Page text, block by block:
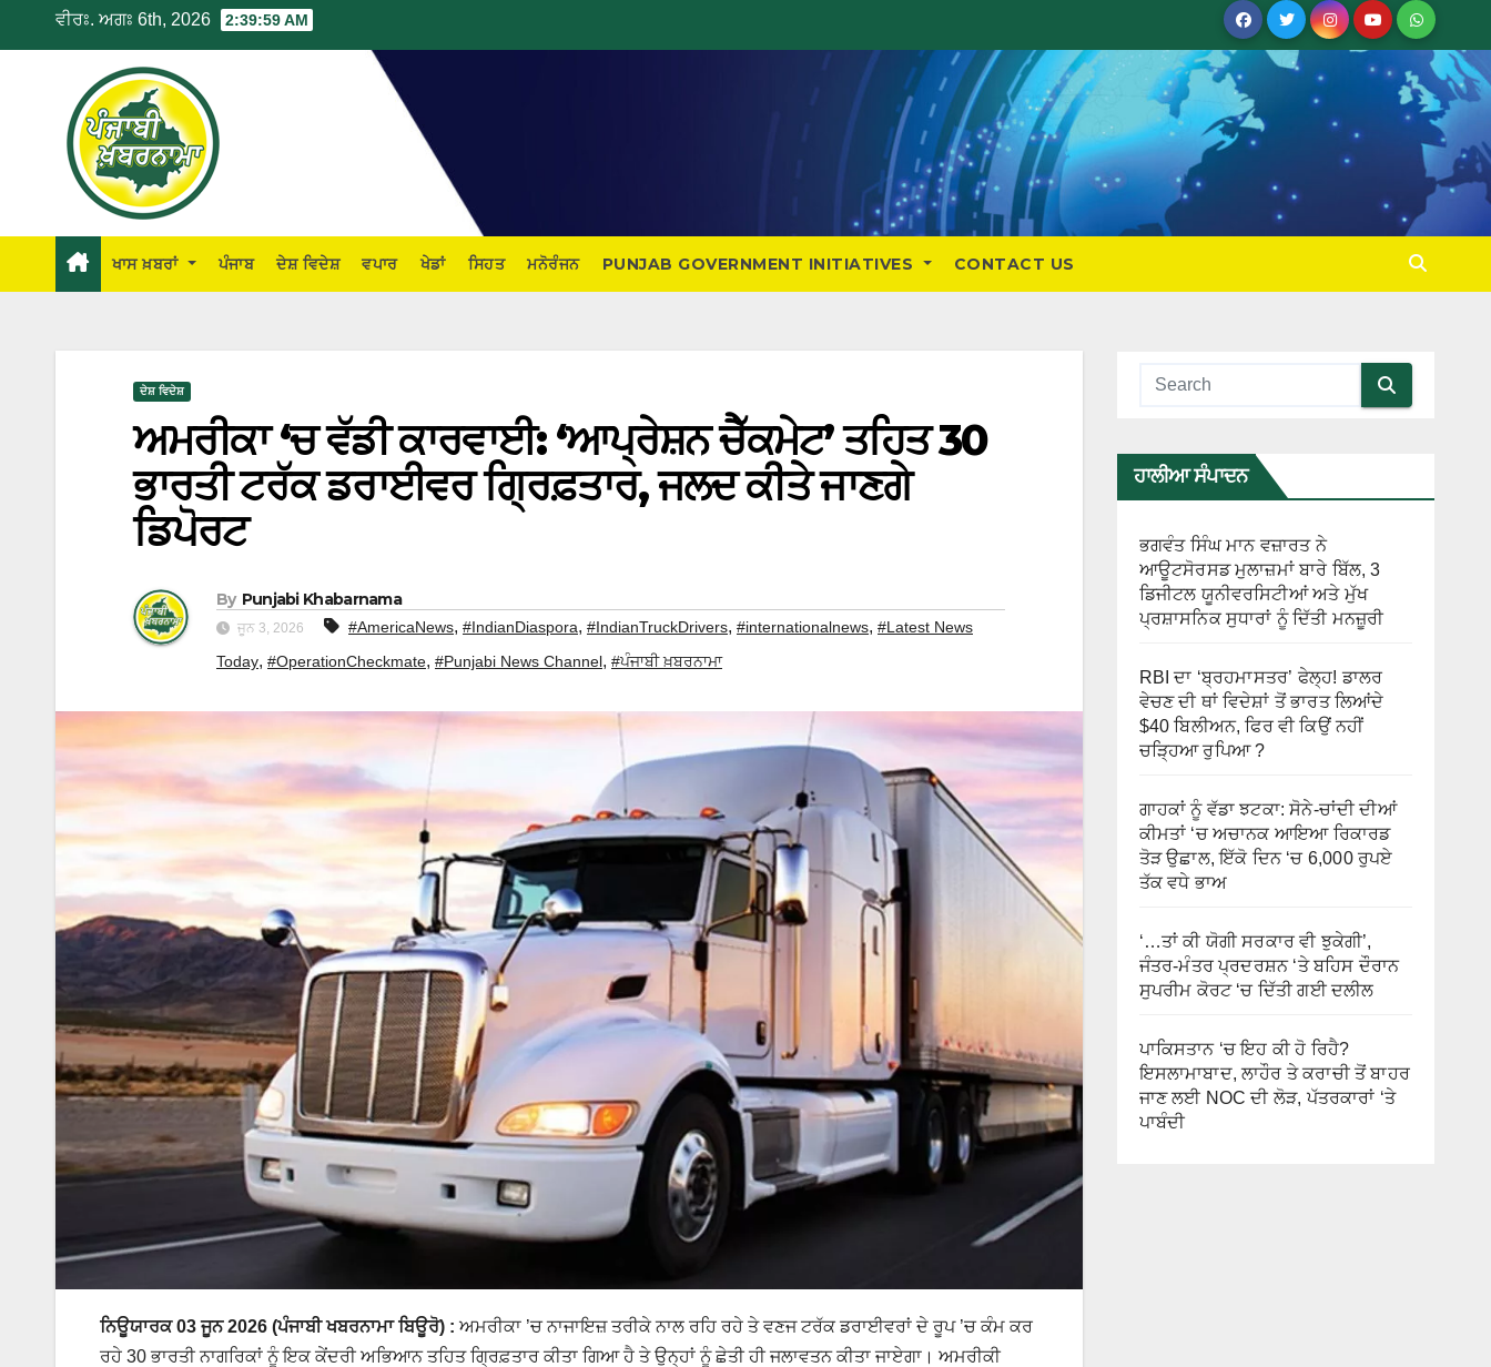
ਵੀਰਃ. ਅਗਃ 6th, 2026 2:40:00 AM
ਖਾਸ ਖ਼ਬਰਾਂ ਪੰਜਾਬ ਦੇਸ਼ ਵਿਦੇਸ਼ ਵਪਾਰ ਖੇਡਾਂ ਸਿਹਤ ਮਨੋਰੰਜਨ PUNJAB GOVERNMENT INITIATIVES CONTACT US
ਦੇਸ਼ ਵਿਦੇਸ਼
ਅਮਰੀਕਾ ‘ਚ ਵੱਡੀ ਕਾਰਵਾਈ: ‘ਆਪ੍ਰੇਸ਼ਨ ਚੈੱਕਮੇਟ’ ਤਹਿਤ 30
ਭਾਰਤੀ ਟਰੱਕ ਡਰਾਈਵਰ ਗ੍ਰਿਫ਼ਤਾਰ, ਜਲਦ ਕੀਤੇ ਜਾਣਗੇ
ਡਿਪੋਰਟ
By Punjabi Khabarnama
ਜੂਨ 3, 2026 #AmericaNews, #IndianDiaspora, #IndianTruckDrivers, #internationalnews, #Latest News
Today, #OperationCheckmate, #Punjabi News Channel, #ਪੰਜਾਬੀ ਖ਼ਬਰਨਾਮਾ
ਨਿਊਯਾਰਕ 03 ਜੂਨ 2026 (ਪੰਜਾਬੀ ਖਬਰਨਾਮਾ ਬਿਊਰੋ) : ਅਮਰੀਕਾ ’ਚ ਨਾਜਾਇਜ਼ ਤਰੀਕੇ ਨਾਲ ਰਹਿ ਰਹੇ ਤੇ ਵਣਜ ਟਰੱਕ ਡਰਾਈਵਰਾਂ ਦੇ ਰੂਪ ’ਚ ਕੰਮ ਕਰ
ਰਹੇ 30 ਭਾਰਤੀ ਨਾਗਰਿਕਾਂ ਨੂੰ ਇਕ ਕੇਂਦਰੀ ਅਭਿਆਨ ਤਹਿਤ ਗ੍ਰਿਫ਼ਤਾਰ ਕੀਤਾ ਗਿਆ ਹੈ ਤੇ ਉਨ੍ਹਾਂ ਨੂੰ ਛੇਤੀ ਹੀ ਜਲਾਵਤਨ ਕੀਤਾ ਜਾਏਗਾ। ਅਮਰੀਕੀ
ਹਾਲੀਆ ਸੰਪਾਦਨ
ਭਗਵੰਤ ਸਿੰਘ ਮਾਨ ਵਜ਼ਾਰਤ ਨੇ
ਆਊਟਸੋਰਸਡ ਮੁਲਾਜ਼ਮਾਂ ਬਾਰੇ ਬਿੱਲ, 3
ਡਿਜੀਟਲ ਯੂਨੀਵਰਸਿਟੀਆਂ ਅਤੇ ਮੁੱਖ
ਪ੍ਰਸ਼ਾਸਨਿਕ ਸੁਧਾਰਾਂ ਨੂੰ ਦਿੱਤੀ ਮਨਜ਼ੂਰੀ
RBI ਦਾ ‘ਬ੍ਰਹਮਾਸਤਰ’ ਫੇਲ੍ਹ! ਡਾਲਰ
ਵੇਚਣ ਦੀ ਥਾਂ ਵਿਦੇਸ਼ਾਂ ਤੋਂ ਭਾਰਤ ਲਿਆਂਦੇ
$40 ਬਿਲੀਅਨ, ਫਿਰ ਵੀ ਕਿਉਂ ਨਹੀਂ
ਚੜ੍ਹਿਆ ਰੁਪਿਆ ?
ਗਾਹਕਾਂ ਨੂੰ ਵੱਡਾ ਝਟਕਾ: ਸੋਨੇ-ਚਾਂਦੀ ਦੀਆਂ
ਕੀਮਤਾਂ ‘ਚ ਅਚਾਨਕ ਆਇਆ ਰਿਕਾਰਡ
ਤੋੜ ਉਛਾਲ, ਇੱਕੋ ਦਿਨ ‘ਚ 6,000 ਰੁਪਏ
ਤੱਕ ਵਧੇ ਭਾਅ
‘…ਤਾਂ ਕੀ ਯੋਗੀ ਸਰਕਾਰ ਵੀ ਝੁਕੇਗੀ’,
ਜੰਤਰ-ਮੰਤਰ ਪ੍ਰਦਰਸ਼ਨ ‘ਤੇ ਬਹਿਸ ਦੌਰਾਨ
ਸੁਪਰੀਮ ਕੋਰਟ ‘ਚ ਦਿੱਤੀ ਗਈ ਦਲੀਲ
ਪਾਕਿਸਤਾਨ ‘ਚ ਇਹ ਕੀ ਹੋ ਰਿਹੈ?
ਇਸਲਾਮਾਬਾਦ, ਲਾਹੌਰ ਤੇ ਕਰਾਚੀ ਤੋਂ ਬਾਹਰ
ਜਾਣ ਲਈ NOC ਦੀ ਲੋੜ, ਪੱਤਰਕਾਰਾਂ ‘ਤੇ
ਪਾਬੰਦੀ